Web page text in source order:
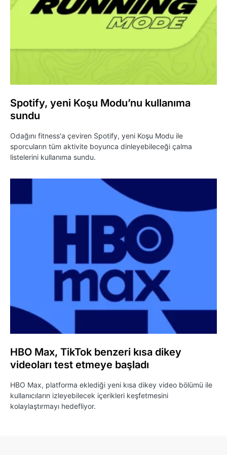
Spotify, yeni Koşu Modu’nu kullanıma
sundu
Odağını fitness'a çeviren Spotify, yeni Koşu Modu ile
sporcuların tüm aktivite boyunca dinleyebileceği çalma
listelerini kullanıma sundu.
HBO Max, TikTok benzeri kısa dikey
videoları test etmeye başladı
HBO Max, platforma eklediği yeni kısa dikey video bölümü ile
kullanıcıların izleyebilecek içerikleri keşfetmesini
kolaylaştırmayı hedefliyor.